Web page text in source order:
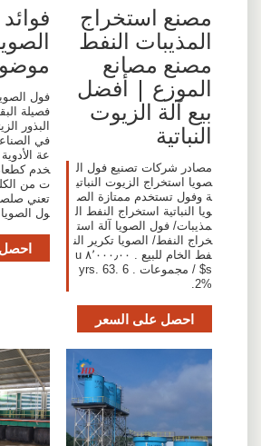
مصنع استخراج
المذيبات النفط
مصنع مصانع
الموزع | أفضل
بيع آلة الزيوت
النباتية
مصادر شركات تصنيع فول ال
صويا استخراج الزيوت النباتي
ة وفول تستخدم ممتازة الص
ويا النباتية استخراج النفط ال
مذيبات/ فول الصويا آلة است
خراج النفط/ الصويا تكرير الن
فط الخام للبيع . ٨٬٠٠٠٫٠٠ u
s$ / مجموعات . 6 yrs. 63.
2%.
احصل على السعر
فول
فصيلة
البذور
في
عة
خدم
ت من
تعني
ول